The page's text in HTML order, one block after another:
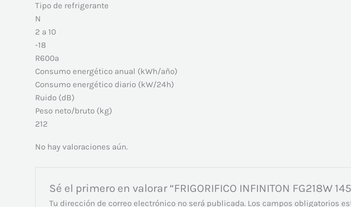
Tipo de refrigerante
N
2 a 10
-18
R600a
Consumo energético anual (kWh/año)
Consumo energético diario (kW/24h)
Ruido (dB)
Peso neto/bruto (kg)
212
No hay valoraciones aún.
Sé el primero en valorar “FRIGORIFICO INFINITON FG218W
Tu dirección de correo electrónico no será publicada. Los campos obligatorios